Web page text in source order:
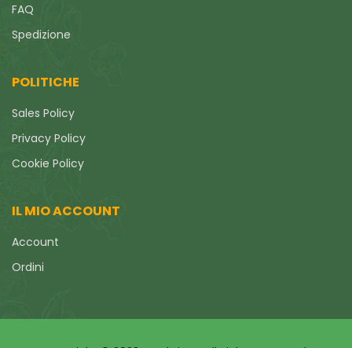
FAQ
Spedizione
POLITICHE
Sales Policy
Privacy Policy
Cookie Policy
IL MIO ACCOUNT
Account
Ordini